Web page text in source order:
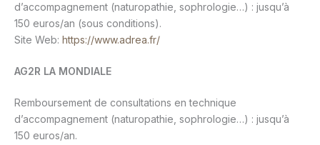
d’accompagnement (naturopathie, sophrologie…) : jusqu’à
150 euros/an (sous conditions).
Site Web: https://www.adrea.fr/
AG2R LA MONDIALE
Remboursement de consultations en technique
d’accompagnement (naturopathie, sophrologie…) : jusqu’à
150 euros/an.